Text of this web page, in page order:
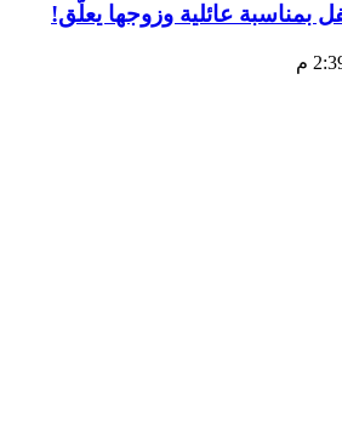
بمناسبة عائلية وزوجها يعلّق!